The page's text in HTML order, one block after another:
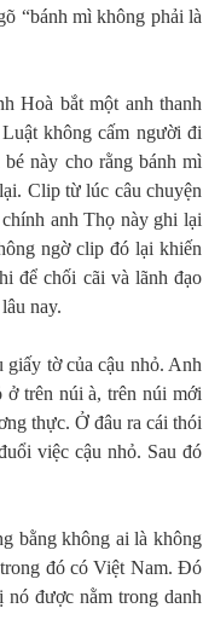
“bánh mì không phải là
Hoà bắt một anh thanh
không cấm người đi
này cho rằng bánh mì
Clip từ lúc câu chuyện
anh Thọ này ghi lại
ngờ clip đó lại khiến
để chối cãi và lãnh đạo
nay.
tờ của cậu nhỏ. Anh
ở trên núi à, trên núi mới
thực. Ở đâu ra cái thói
việc cậu nhỏ. Sau đó
bằng không ai là không
đó có Việt Nam. Đó
được nằm trong danh